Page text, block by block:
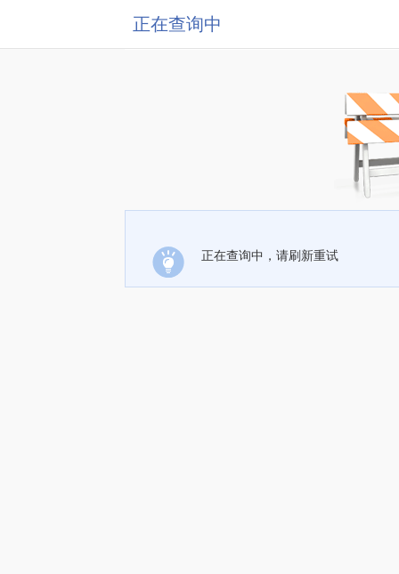
正在查询中
正在查询中，请刷新重试